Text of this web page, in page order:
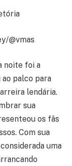
@vmas
noite foi a
ao palco para
lendária.
sua
os fãs
Com sua
uma